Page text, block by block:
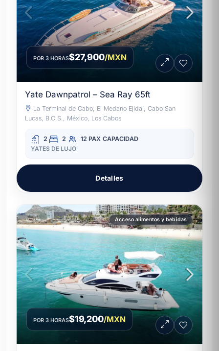
POR 3 HORAS$27,900/MXN
Yate Dawnpatrol – Sea Ray 65ft
La Terminal de Cabo, El Medano Ejidal, Cabo San
Lucas, B.C.S., México, Los Cabos
2 2 12 PAX CAPACIDAD
YATES DE LUJO
Detalles
Acceso alimentos y bebidas
POR 3 HORAS$19,200/MXN